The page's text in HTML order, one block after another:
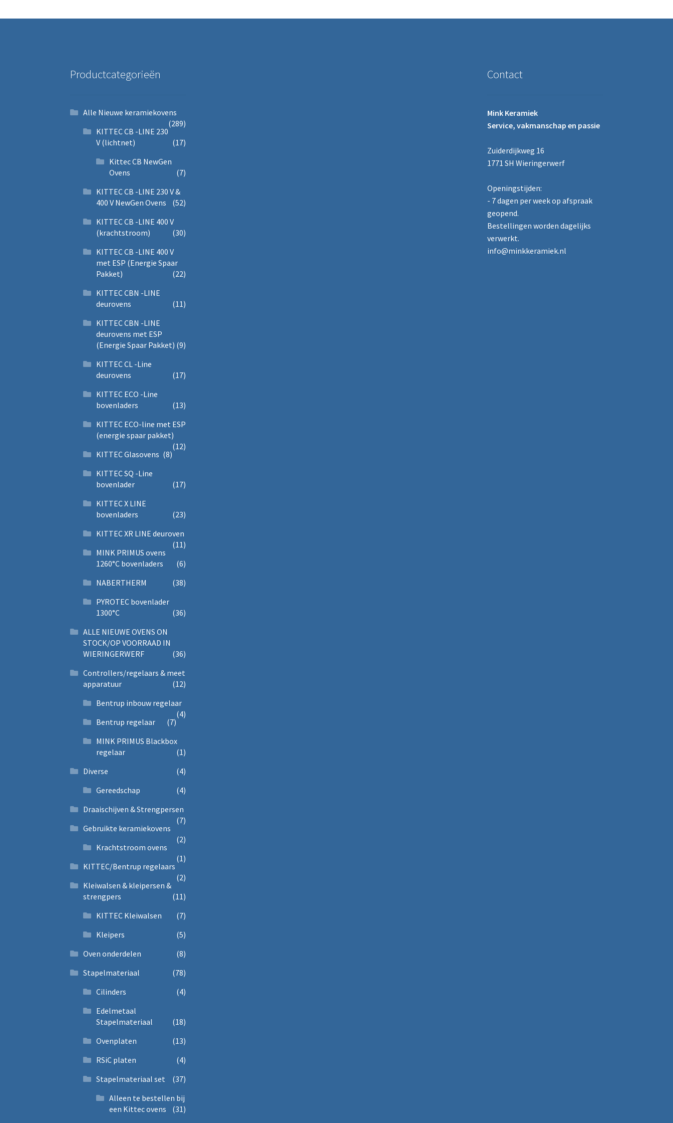
Productcategorieën
Alle Nieuwe keramiekovens
(289)
KITTEC CB -LINE 230
V (lichtnet)
(17)
Kittec CB NewGen
Ovens
(7)
KITTEC CB -LINE 230 V &
400 V NewGen Ovens
(52)
KITTEC CB -LINE 400 V
(krachtstroom)
(30)
KITTEC CB -LINE 400 V
met ESP (Energie Spaar
Pakket)
(22)
KITTEC CBN -LINE
deurovens
(11)
KITTEC CBN -LINE
deurovens met ESP
(Energie Spaar Pakket) (9)
KITTEC CL -Line
deurovens
(17)
KITTEC ECO -Line
bovenladers
(13)
KITTEC ECO-line met ESP
(energie spaar pakket)
(12)
KITTEC Glasovens (8)
KITTEC SQ -Line
bovenlader
(17)
KITTEC X LINE
bovenladers
(23)
KITTEC XR LINE deuroven
(11)
MINK PRIMUS ovens
1260°C bovenladers
(6)
NABERTHERM
(38)
PYROTEC bovenlader
1300°C
(36)
ALLE NIEUWE OVENS ON
STOCK/OP VOORRAAD IN
WIERINGERWERF
(36)
Controllers/regelaars & meet
apparatuur
(12)
Bentrup inbouw regelaar
(4)
Bentrup regelaar
(7)
MINK PRIMUS Blackbox
regelaar
(1)
Diverse
(4)
Gereedschap
(4)
Draaischijven & Strengpersen
(7)
Gebruikte keramiekovens
(2)
Krachtstroom ovens
(1)
KITTEC/Bentrup regelaars
(2)
Kleiwalsen & kleipersen &
strengpers
(11)
KITTEC Kleiwalsen
(7)
Kleipers
(5)
Oven onderdelen
(8)
Stapelmateriaal
(78)
Cilinders
(4)
Edelmetaal
Stapelmateriaal
(18)
Ovenplaten
(13)
RSiC platen
(4)
Stapelmateriaal set
(37)
Alleen te bestellen bij
een Kittec ovens
(31)
Contact
Mink Keramiek
Service, vakmanschap en passie
Zuiderdijkweg 16
1771 SH Wieringerwerf
Openingstijden:
- 7 dagen per week op afspraak
geopend.
Bestellingen worden dagelijks
verwerkt.
info@minkkeramiek.nl